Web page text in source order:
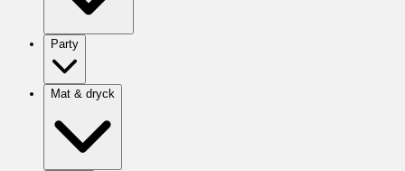
Party
Mat & dryck